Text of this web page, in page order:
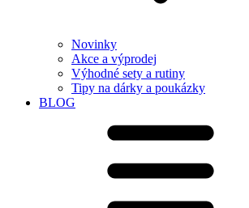
Novinky
Akce a výprodej
Výhodné sety a rutiny
Tipy na dárky a poukázky
BLOG